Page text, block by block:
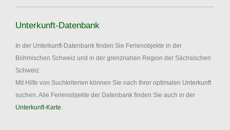
Unterkunft-Datenbank
In der Unterkunft-Datenbank finden Sie Ferienobjekte in der
Böhmischen Schweiz und in der grenznahen Region der Sächsischen
Schweiz.
Mit Hilfe von Suchkriterien können Sie nach Ihrer optimalen Unterkunft
suchen. Alle Ferienobjekte der Datenbank finden Sie auch in der
Unterkunft-Karte.